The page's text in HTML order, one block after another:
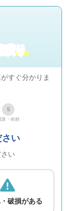
積り
すぐ分かりま
5
算・依頼
さい
い
破損がある